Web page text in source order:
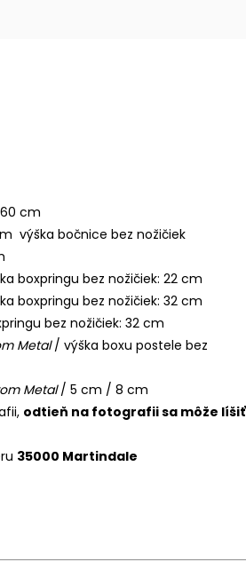
cm
výška bočnice bez nožičiek
boxpringu bez nožičiek: 22 cm
boxpringu bez nožičiek: 32 cm
bez nožičiek: 32 cm
Metal/ výška boxu postele bez
Metal/ 5 cm / 8 cm
odtieň na fotografii sa môže líšiť
35000 Martindale